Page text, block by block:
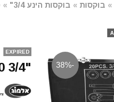
» בוקסות » בוקסות הינע 3/4" »
-38%
EXPIRED
"3/4 20 חלקים YATO YT-1335